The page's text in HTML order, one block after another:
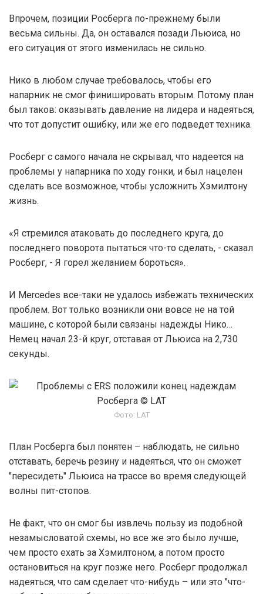
Впрочем, позиции Росберга по-прежнему были
весьма сильны. Да, он оставался позади Льюиса, но
его ситуация от этого изменилась не сильно.
Нико в любом случае требовалось, чтобы его
напарник не смог финишировать вторым. Потому план
был таков: оказывать давление на лидера и надеяться,
что тот допустит ошибку, или же его подведет техника.
Росберг с самого начала не скрывал, что надеется на
проблемы у напарника по ходу гонки, и был нацелен
сделать все возможное, чтобы усложнить Хэмилтону
жизнь.
«Я стремился атаковать до последнего круга, до
последнего поворота пытаться что-то сделать, - сказал
Росберг, - Я горел желанием бороться».
И Mercedes все-таки не удалось избежать технических
проблем. Вот только возникли они вовсе не на той
машине, с которой были связаны надежды Нико…
Немец начал 23-й круг, отставая от Льюиса на 2,730
секунды.
Фото: LAT
План Росберга был понятен – наблюдать, не сильно
отставать, беречь резину и надеяться, что он сможет
"пересидеть" Льюиса на трассе во время следующей
волны пит-стопов.
Не факт, что он смог бы извлечь пользу из подобной
незамысловатой схемы, но все же это было лучше,
чем просто ехать за Хэмилтоном, а потом просто
остановиться на круг позже него. Росберг продолжал
надеяться, что сам сделает что-нибудь – или это "что-